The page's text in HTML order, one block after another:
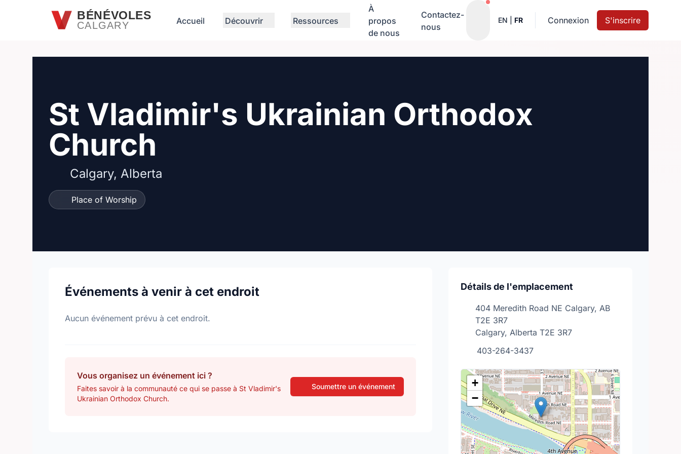
Passer au contenu principalBÉNÉVOLES
CALGARY Accueil Découvrir Ressources
À
propos
de nous
Contactez-
nous
Notifications actives
EN FR Connexion S'inscrire
St Vladimir's Ukrainian Orthodox
Church
Calgary, Alberta
Place of Worship
Événements à venir à cet endroit
Aucun événement prévu à cet endroit.
Vous organisez un événement ici ?
Faites savoir à la communauté ce qui se passe à St Vladimir's
Ukrainian Orthodox Church.
Soumettre un événement
Détails de l'emplacement
404 Meredith Road NE Calgary, AB
T2E 3R7
Calgary, Alberta T2E 3R7
403-264-3437
+
−